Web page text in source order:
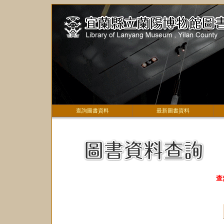
查詢圖書資料 最新圖書資料
查